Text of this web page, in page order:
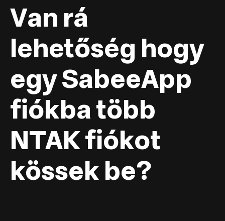
Van rá
lehetőség hogy
egy SabeeApp
fiókba több
NTAK fiókot
kössek be?